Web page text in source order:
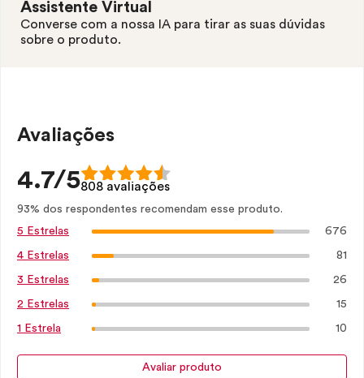
Assistente Virtual
Converse com a nossa IA para tirar as suas dúvidas
sobre o produto.
Avaliações
4.7/5808 avaliações
93% dos respondentes recomendam esse produto.
5 Estrelas
676
4 Estrelas 81
3 Estrelas 26
2 Estrelas 15
1 Estrela 10
Avaliar produto